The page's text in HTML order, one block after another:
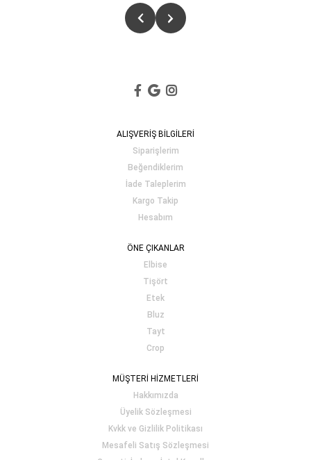
ALIŞVERİŞ BİLGİLERİ
Siparişlerim
Beğendiklerim
İade Taleplerim
Kargo Takip
Hesabım
ÖNE ÇIKANLAR
Elbise
Tişört
Etek
Bluz
Tayt
Crop
MÜŞTERİ HİZMETLERİ
Hakkımızda
Üyelik Sözleşmesi
Kvkk ve Gizlilik Politikası
Mesafeli Satış Sözleşmesi